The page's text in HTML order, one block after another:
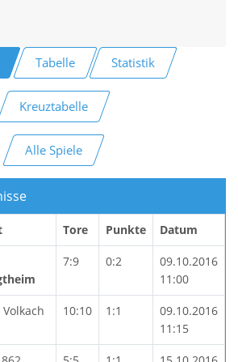
Tabelle Statistik
Kreuztabelle
Alle Spiele
Tore Punkte Datum
7:9 0:2
09.10.2016
11:00
Volkach 10:10 1:1
09.10.2016
11:15